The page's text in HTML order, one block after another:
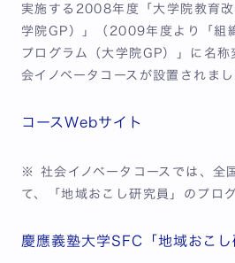
実施する2008年度「大学院教育
学院GP）」（2009年度より「組
プログラム（大学院GP）」に名
会イノベータコースが設置されまし
コースWebサイト
※ 社会イノベータコースでは、全
て、「地域おこし研究員」のプロ
慶應義塾大学SFC「地域おこ